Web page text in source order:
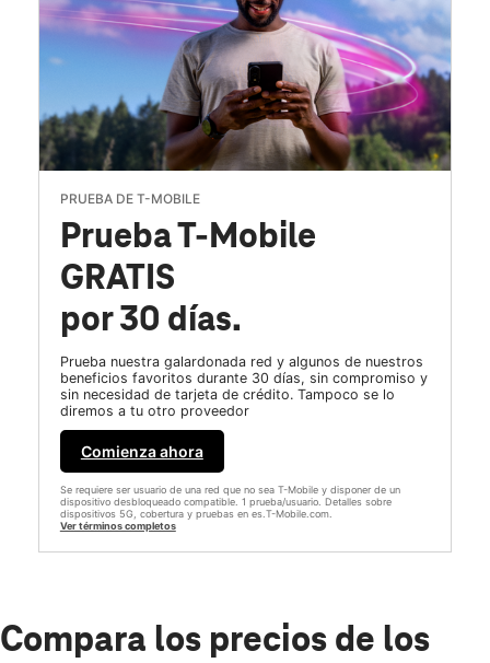
PRUEBA DE T-MOBILE
Prueba T-Mobile
GRATIS
por 30 días.
Prueba nuestra galardonada red y algunos de nuestros
beneficios favoritos durante 30 días, sin compromiso y
sin necesidad de tarjeta de crédito. Tampoco se lo
diremos a tu otro proveedor
Comienza ahora
Se requiere ser usuario de una red que no sea T-Mobile y disponer de un
dispositivo desbloqueado compatible. 1 prueba/usuario. Detalles sobre
dispositivos 5G, cobertura y pruebas en es.T-Mobile.com.
Ver términos completos
Compara los precios de los